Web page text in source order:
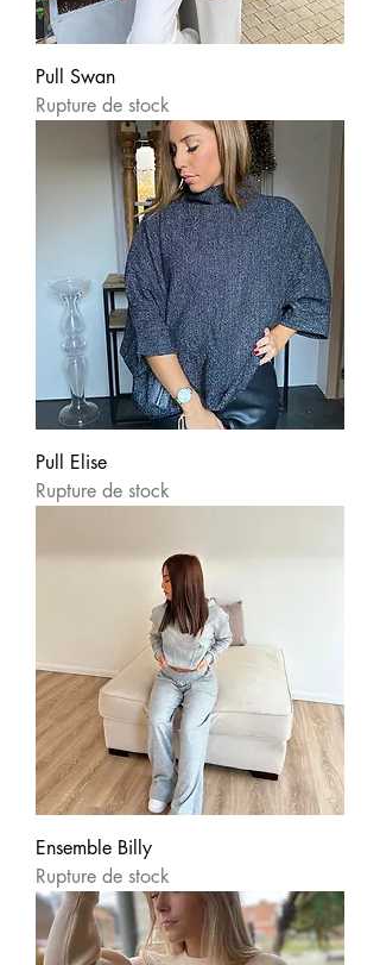
Pull Swan
Rupture de stock
Pull Elise
Rupture de stock
Ensemble Billy
Rupture de stock